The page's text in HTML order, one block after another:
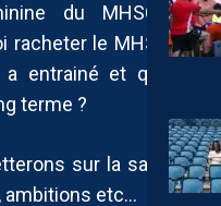
du MHSC à
racheter le MHSC ?
entrainé et quels
terme ?
sur la saison
ambitions etc…